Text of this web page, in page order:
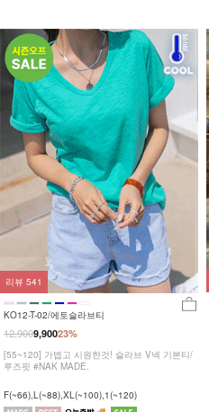
KO12-T-02/에토슬라브티
23%
12,9009,900
[55~120] 가볍고 시원한것! 슬라브 V넥 기본티/
루즈핏 #NAK MADE.
F(~66),L(~88),XL(~100),1(~120)
리뷰 541